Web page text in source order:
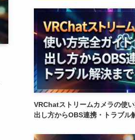
VRChatストリームカメラの使い
出し方からOBS連携・トラブル